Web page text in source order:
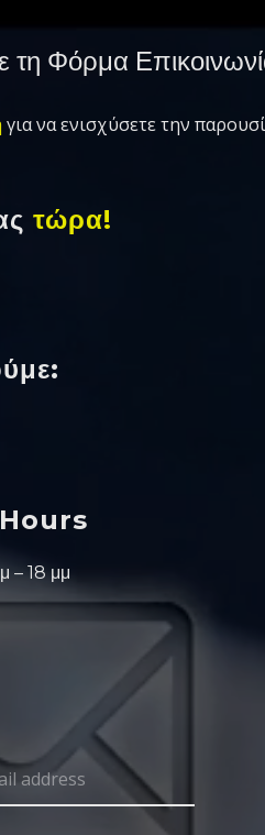
τη Φόρμα
για να ενισχύσετε την
τώρα!
– 18 μμ